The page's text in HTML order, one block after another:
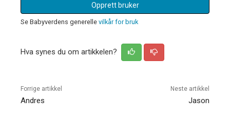
Opprett bruker
Se Babyverdens generelle vilkår for bruk
Hva synes du om artikkelen?
Forrige artikkel
Andres
Neste artikkel
Jason